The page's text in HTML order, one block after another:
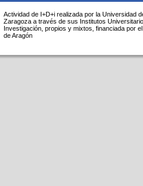
Actividad de I+D+i realizada por la Universidad
Zaragoza a través de sus Institutos
Investigación, propios y mixtos, financiada por
de Aragón